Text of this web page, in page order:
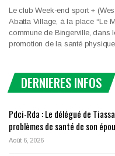
Le club Week-end sport +
Abatta Village, à la place ‘‘Le
commune de Bingerville, dans
promotion de la santé
DERNIERES INFOS
Pdci-Rda : Le délégué de
problèmes de santé de son
Août 6, 2026